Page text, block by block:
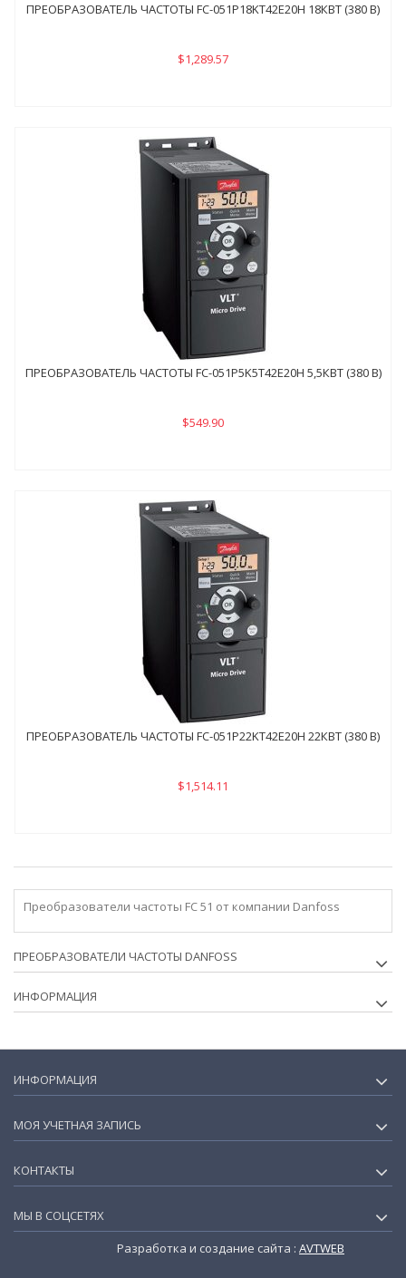
ПРЕОБРАЗОВАТЕЛЬ ЧАСТОТЫ FC-051P18KТ42E20H 18КВТ (380 В)
$1,289.57
ПРЕОБРАЗОВАТЕЛЬ ЧАСТОТЫ FC-051P5K5Т42E20H 5,5КВТ (380 В)
$549.90
ПРЕОБРАЗОВАТЕЛЬ ЧАСТОТЫ FC-051P22KТ42E20H 22КВТ (380 В)
$1,514.11
Преобразователи частоты FC 51 от компании Danfoss
ПРЕОБРАЗОВАТЕЛИ ЧАСТОТЫ DANFOSS
ИНФОРМАЦИЯ
ИНФОРМАЦИЯ
МОЯ УЧЕТНАЯ ЗАПИСЬ
КОНТАКТЫ
МЫ В СОЦСЕТЯХ
Разработка и создание сайта : AVTWEB